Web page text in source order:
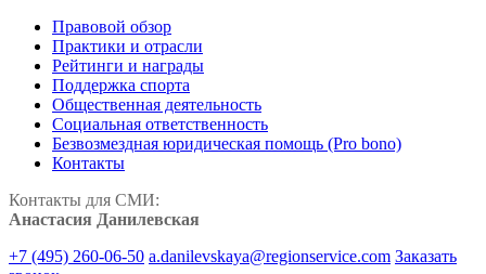
Правовой обзор
Практики и отрасли
Рейтинги и награды
Поддержка спорта
Общественная деятельность
Социальная ответственность
Безвозмездная юридическая помощь (Pro bono)
Контакты
Контакты для СМИ:
Анастасия Данилевская
+7 (495) 260-06-50 a.danilevskaya@regionservice.com Заказать